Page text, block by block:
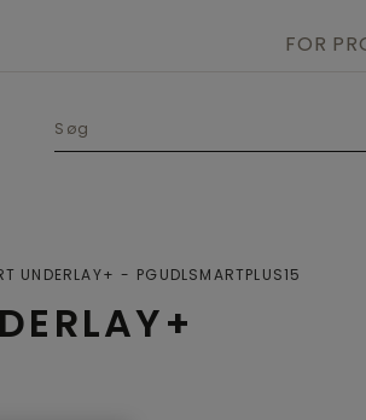
FOR
UNDERLAY+ PGUDLSMARTPLUS15